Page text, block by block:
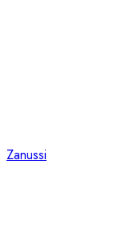
Zanussi